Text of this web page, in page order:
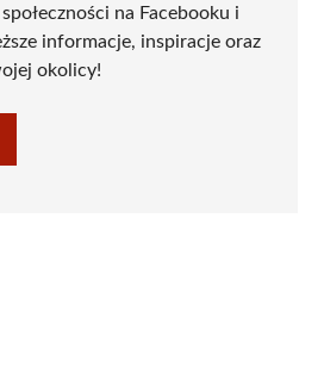
na Facebooku i
informacje, inspiracje oraz
okolicy!